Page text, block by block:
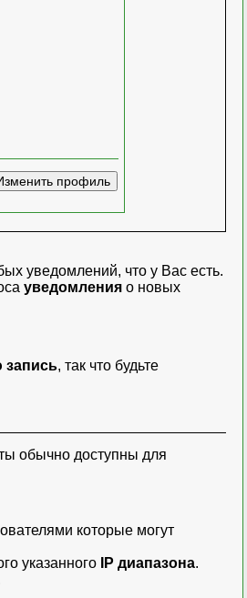
уведомлений, что у Вас есть.
уведомленияо новых
запись, так что будьте
обычно доступны для
которые могут
указанного IP диапазона.